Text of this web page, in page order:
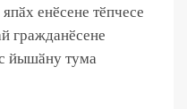
енӗсене тӗпчесе
гражданӗсене
йышӑну тума